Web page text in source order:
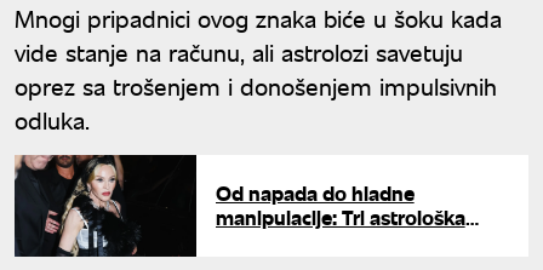
Mnogi pripadnici ovog znaka biće u šoku kada
vide stanje na računu, ali astrolozi savetuju
oprez sa trošenjem i donošenjem impulsivnih
odluka.
Od napada do hladne
manipulacije: Tri astrološka